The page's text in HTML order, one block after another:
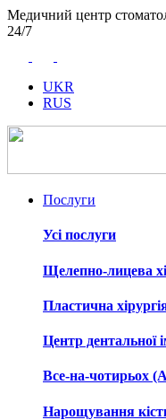
Медичний центр
24/7
UKR
RUS
Послуги
Усі послуги
Щелепно-лицева
Пластична
Центр дентальної
Все-на-чотирьох
Нарощування